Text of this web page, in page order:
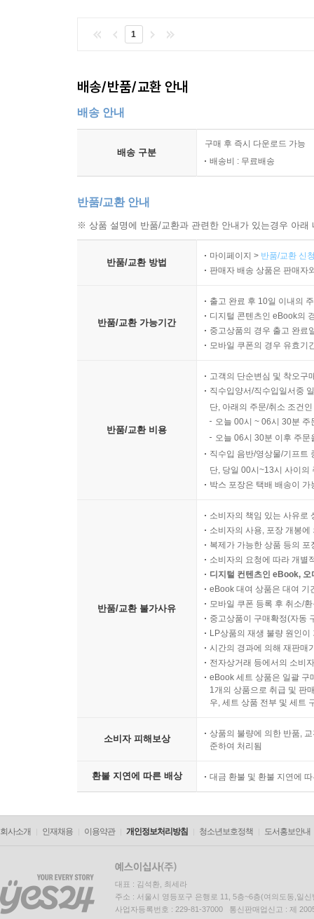
1
배송/반품/교환 안내
배송 안내
배송 구분
구매 후 즉시 다운로드 가능
배송비 : 무료배송
반품/교환 안내
※ 상품 설명에 반품/교환과 관련한 안내가 있는경우 아
반품/교환 방법
마이페이지 > 반품/교환 신
판매자 배송 상품은 판매자
반품/교환 가능기간
출고 완료 후 10일 이내의
디지털 콘텐츠인 eBook의
중고상품의 경우 출고 완료
모바일 쿠폰의 경우 유효기
반품/교환 비용
고객의 단순변심 및 착오구
직수입양서/직수입일서중
단, 아래의 주문/취소 조건
오늘 00시 ~ 06시 30분
오늘 06시 30분 이후 주
직수입 음반/영상물/기프트
단, 당일 00시~13시 사이의
박스 포장은 택배 배송이
반품/교환 불가사유
소비자의 책임 있는 사유로
소비자의 사용, 포장 개봉
복제가 가능한 상품 등의
소비자의 요청에 따라 개별
디지털 컨텐츠인 eBook,
eBook 대여 상품은 대여 기
모바일 쿠폰 등록 후 취소/
중고상품이 구매확정(자동
LP상품의 재생 불량 원인
시간의 경과에 의해 재판매
전자상거래 등에서의 소비
eBook 세트 상품은 일괄 구
1개의 상품으로 취급 및 판
우, 세트 상품 전부 및 세트
소비자 피해보상
상품의 불량에 의한 반품,
준하여 처리됨
환불 지연에 따른 배상 대금 환불 및 환불 지연에
회사소개 인재채용 이용약관 개인정보처리방침 청소년보호정책 도서홍보안내
대표 : 김석환, 최세라
주소 : 서울시 영등포구 은행로 11, 5층~6층(여의도동,일신
사업자등록번호 : 229-81-37000 통신판매업신고 : 제